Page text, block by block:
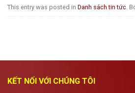
This entry was posted in Danh sách tin tức .
KẾT NỐI VỚI CHÚNG TÔI